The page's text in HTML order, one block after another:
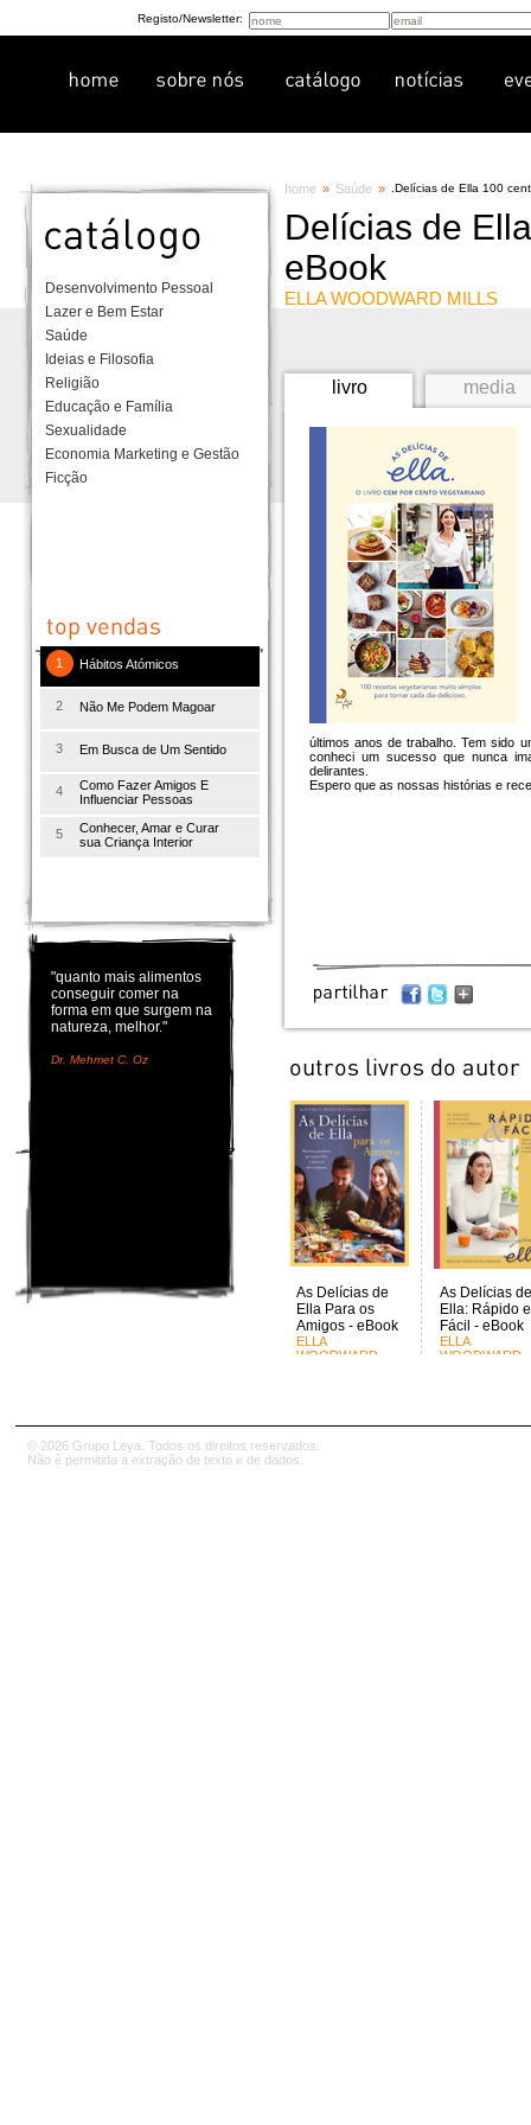
Registo/Newsletter:
Desenvolvimento Pessoal
Lazer e Bem Estar
Saúde
Ideias e Filosofia
Religião
Educação e Família
Sexualidade
Economia Marketing e Gestão
Ficção
1 Hábitos Atómicos
2 Não Me Podem Magoar
3 Em Busca de Um Sentido
4
Como Fazer Amigos E
Influenciar Pessoas
5
Conhecer, Amar e Curar
sua Criança Interior
"quanto mais alimentos
conseguir comer na
forma em que surgem na
natureza, melhor."
Dr. Mehmet C. Oz
home » Saúde » Delícias de Ella 100
Delícias de
eBook
ELLA WOODWARD MILLS
livro media
últimos anos de trabalho. Tem sido
conheci um sucesso que nunca
delirantes.
Espero que as nossas histórias e
As Delícias de
Ella Para os
Amigos - eBook
ELLA
WOODWARD
As Delícias de
Ella: Rápido e
Fácil - eBook
ELLA
WOODWARD
© 2026 Grupo Leya. Todos os direitos reservados.
Não é permitida a extração de texto e de dados.